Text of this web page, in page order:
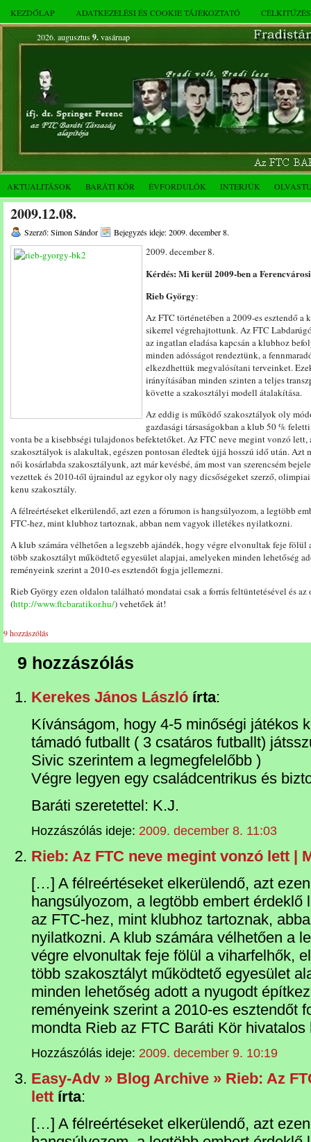
KEZDŐLAP ADATKEZELÉSI ÉS COOKIE TÁJÉKOZTATÓ
2026. augusztus 9.vasárnap
AKTUALITÁSOK BARÁTI KÖR ÉVFORDULÓK INTERJÚK
2009.12.08.
Szerző: Simon Sándor Bejegyzés ideje: 2009. december 8.
2009. december 8.
Kérdés: Mi kerül 2009-ben a
Rieb György:
Az FTC történetében a 2009-es esztendő
sikerrel végrehajtottunk. Az FTC
az ingatlan eladása kapcsán a klubhoz
minden adósságot rendeztünk, a
elkezdhettük megvalósítani terveinket.
irányításában minden szinten a teljes
követte a szakosztályi modell átalakítása.
Az eddig is működő szakosztályok oly
gazdasági társaságokban a klub 50 %
vonta be a kisebbségi tulajdonos befektetőket. Az FTC neve megint vonzó
szakosztályok is alakultak, egészen pontosan éledtek újjá hosszú idő után. Azt
női kosárlabda szakosztályunk, azt már kevésbé, ám most van szerencsém
vezettek és 2010-től újraindul az egykor oly nagy dicsőségeket szerző,
kenu szakosztály.
A félreértéseket elkerülendő, azt ezen a fórumon is hangsúlyozom, a legtöbb
FTC-hez, mint klubhoz tartoznak, abban nem vagyok illetékes nyilatkozni.
A klub számára vélhetően a legszebb ajándék, hogy végre elvonultak feje
több szakosztályt működtető egyesület alapjai, amelyeken minden lehetőség
reményeink szerint a 2010-es esztendőt fogja jellemezni.
Rieb György ezen oldalon található mondatai csak a forrás feltüntetésével és
(http://www.ftcbaratikor.hu/) vehetőek át!
9 hozzászólás
9 hozzászólás
Kerekes János László írta:
Kívánságom, hogy 4-5 minőségi játékos
támadó futballt ( 3 csatáros futballt)
Sivic szerintem a legmegfelelőbb )
Végre legyen egy családcentrikus és
Baráti szeretettel: K.J.
Hozzászólás ideje: 2009. december 8. 11:03
Rieb: Az FTC neve megint vonzó lett |
[…] A félreértéseket elkerülendő, azt
hangsúlyozom, a legtöbb embert érdeklő
az FTC-hez, mint klubhoz tartoznak,
nyilatkozni. A klub számára vélhetően a
végre elvonultak feje fölül a viharfelhők,
több szakosztályt működtető egyesület
minden lehetőség adott a nyugodt
reményeink szerint a 2010-es esztendőt
mondta Rieb az FTC Baráti Kör
Hozzászólás ideje: 2009. december 9. 10:19
Easy-Adv » Blog Archive » Rieb: Az
lett írta:
[…] A félreértéseket elkerülendő, azt